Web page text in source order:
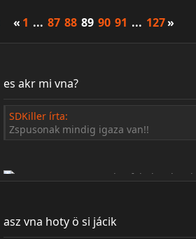
« 1 ... 87 88 89 90 91 ... 127»
es akr mi vna?
SDKiller írta:
Zspusonak mindig igaza van!!
asz vna hoty ö si jácik